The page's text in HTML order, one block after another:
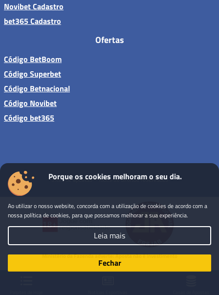
Novibet Cadastro
bet365 Cadastro
Ofertas
Código BetBoom
Código Superbet
Código Betnacional
Código Novibet
Código bet365
Sites de apostas - Todos os direitos reservados
Porque os cookies melhoram o seu dia.
Ao utilizar o nosso website, concorda com a utilização de cookies de acordo com a
nossa política de cookies, para que possamos melhorar a sua experiência.
Leia mais
Fechar
Ministério da Fazenda adverte: Aposta não é investimento